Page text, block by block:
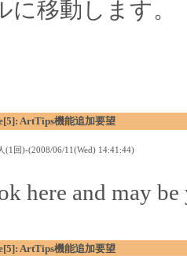
に移動します。
ArtTips機能追加要望
(1回)-(2008/06/11(Wed) 14:41:44)
here and may
ArtTips機能追加要望